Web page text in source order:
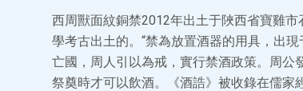
西周獸面紋銅禁2012年出土于陜西省寶雞
學考古出土的。“禁為放置酒器的用具，出
亡國，周人引以為戒，實行禁酒政策。周
祭奠時才可以飲酒。《酒誥》被收錄在儒家